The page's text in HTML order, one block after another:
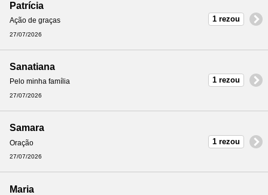
Patrícia
Ação de graças
27/07/2026
1 rezou
Sanatiana
Pelo minha família
27/07/2026
1 rezou
Samara
Oração
27/07/2026
1 rezou
Maria